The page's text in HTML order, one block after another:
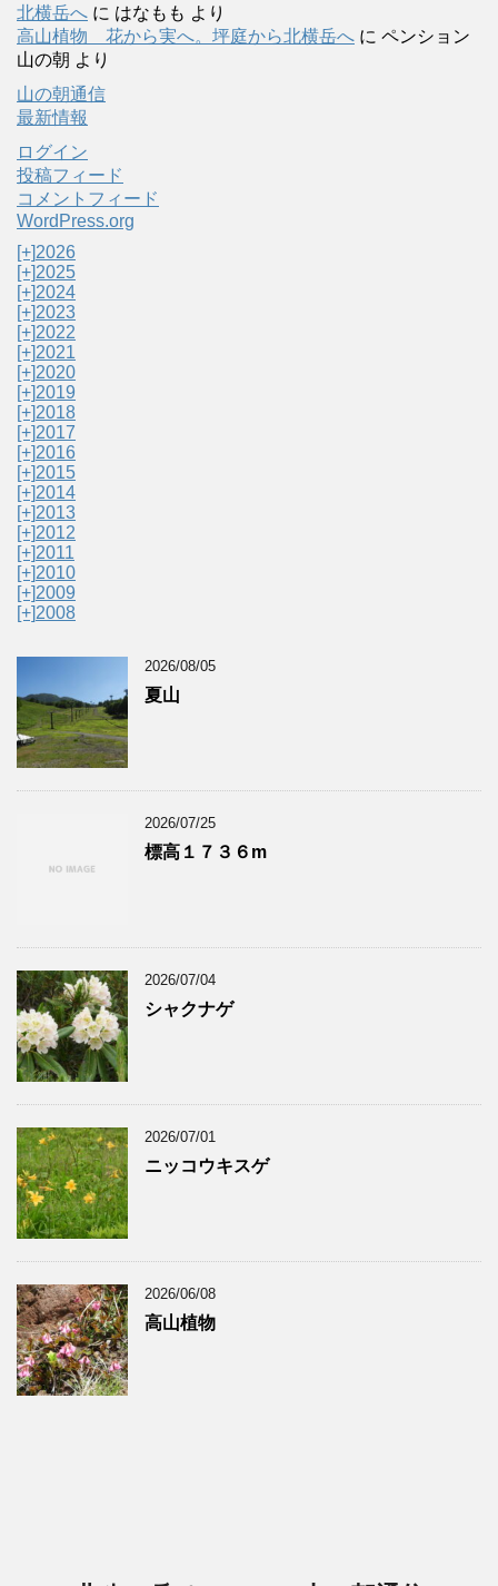
北横岳へ に はなもも より
高山植物 花から実へ。坪庭から北横岳へ に ペンション
山の朝 より
山の朝通信
最新情報
ログイン
投稿フィード
コメントフィード
WordPress.org
[+]2026
[+]2025
[+]2024
[+]2023
[+]2022
[+]2021
[+]2020
[+]2019
[+]2018
[+]2017
[+]2016
[+]2015
[+]2014
[+]2013
[+]2012
[+]2011
[+]2010
[+]2009
[+]2008
2026/08/05
夏山
2026/07/25
標高１７３６m
2026/07/04
シャクナゲ
2026/07/01
ニッコウキスゲ
2026/06/08
高山植物